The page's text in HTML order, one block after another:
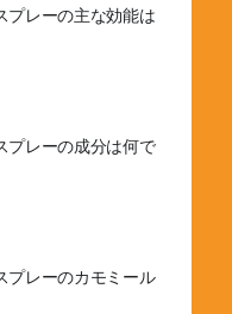
プレーの主な効能は
プレーの成分は何で
プレーのカモミール